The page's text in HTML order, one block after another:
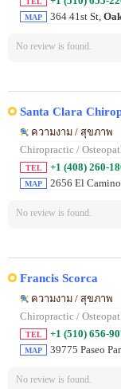
MAP 364 41st St,
No review is found.
Santa Clara
ความงาม / สุขภาพ
Chiropractic /
TEL +1 (408) 260-
MAP 2656 El
No review is found.
Francis Scorca
ความงาม / สุขภาพ
Chiropractic /
TEL +1 (510) 656-
MAP 39775 Paseo
No review is found.